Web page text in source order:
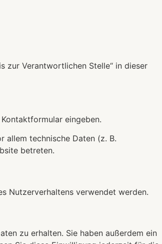
zur Verantwortlichen Stelle“ in dieser
eingeben.
allem technische Daten (z. B.
betreten.
Nutzerverhaltens verwendet werden.
zu erhalten. Sie haben außerdem ein